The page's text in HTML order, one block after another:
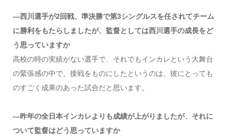
―西川選手が2回戦、準決勝で第3シングルスを任されてチーム
に勝利をもたらしましたが、監督としては西川選手の成長をど
う思っていますか
高校の時の実績がない選手で、それでもインカレという大舞台
の緊張感の中で、接戦をものにしたというのは、彼にとっても
のすごく成果のあった試合だと思います。
―昨年の全日本インカレよりも成績が上がりましたが、それに
ついて監督はどう思っていますか